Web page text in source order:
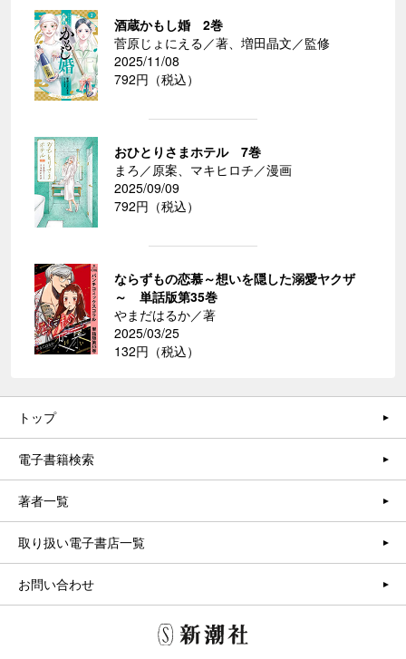
酒蔵かもし婚 2巻
菅原じょにえる／著、増田晶文／監修
2025/11/08
792円（税込）
おひとりさまホテル 7巻
まろ／原案、マキヒロチ／漫画
2025/09/09
792円（税込）
ならずもの恋慕～想いを隠した溺愛ヤクザ
～ 単話版第35巻
やまだはるか／著
2025/03/25
132円（税込）
トップ
電子書籍検索
著者一覧
取り扱い電子書店一覧
お問い合わせ